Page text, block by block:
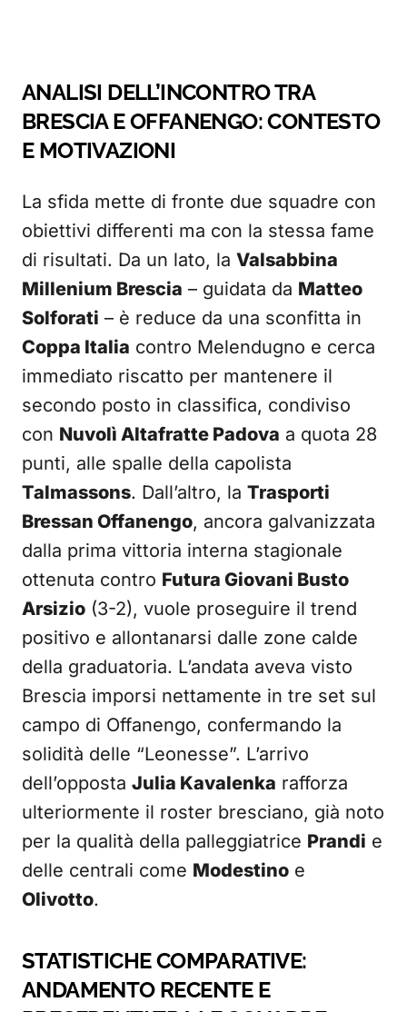
ANALISI DELL’INCONTRO TRA
BRESCIA E OFFANENGO: CONTESTO
E MOTIVAZIONI
La sfida mette di fronte due squadre con
obiettivi differenti ma con la stessa fame
di risultati. Da un lato, la Valsabbina
Millenium Brescia – guidata da Matteo
Solforati – è reduce da una sconfitta in
Coppa Italia contro Melendugno e cerca
immediato riscatto per mantenere il
secondo posto in classifica, condiviso
con Nuvolì Altafratte Padova a quota 28
punti, alle spalle della capolista
Talmassons. Dall’altro, la Trasporti
Bressan Offanengo, ancora galvanizzata
dalla prima vittoria interna stagionale
ottenuta contro Futura Giovani Busto
Arsizio (3-2), vuole proseguire il trend
positivo e allontanarsi dalle zone calde
della graduatoria. L’andata aveva visto
Brescia imporsi nettamente in tre set sul
campo di Offanengo, confermando la
solidità delle “Leonesse”. L’arrivo
dell’opposta Julia Kavalenka rafforza
ulteriormente il roster bresciano, già noto
per la qualità della palleggiatrice Prandi e
delle centrali come Modestino e
Olivotto.
STATISTICHE COMPARATIVE:
ANDAMENTO RECENTE E